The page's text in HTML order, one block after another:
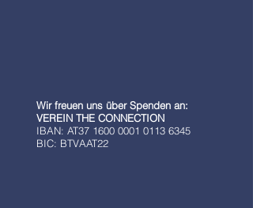
Wir freuen uns über Spenden an:
VEREIN THE CONNECTION
IBAN: AT37 1600 0001 0113 6345
BIC: BTVAAT22